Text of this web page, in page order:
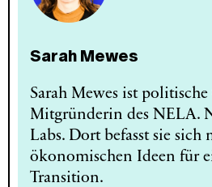
Sarah Mewes
Sarah Mewes ist
Mitgründerin des NELA.
Labs. Dort befasst sie sich
ökonomischen Ideen für
Transition.